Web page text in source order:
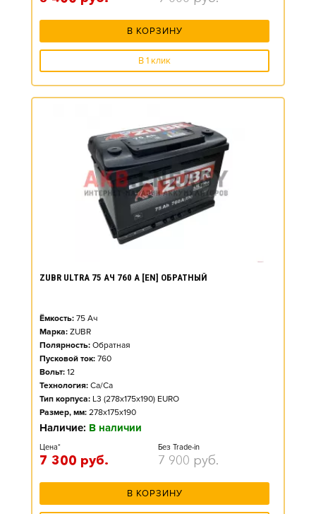
В КОРЗИНУ
В 1 клик
ZUBR ULTRA 75 АЧ 760 А [EN] ОБРАТНЫЙ
Ёмкость: 75 Ач
Марка: ZUBR
Полярность: Обратная
Пусковой ток: 760
Вольт: 12
Технология: Ca/Ca
Тип корпуса: L3 (278x175x190) EURO
Размер, мм: 278x175x190
Наличие: В наличии
Цена*
7 300 руб.
Без Trade-in
7 900 руб.
В КОРЗИНУ